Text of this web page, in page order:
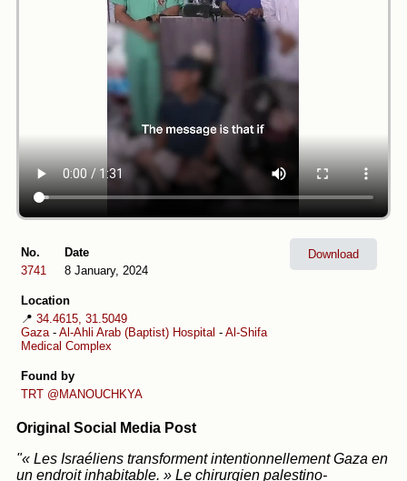
No.
3741
Date
8 January, 2024
Location
📍 34.4615, 31.5049
Gaza - Al-Ahli Arab (Baptist) Hospital - Al-Shifa
Medical Complex
Found by
TRT @MANOUCHKYA
Download
Original Social Media Post
"« Les Israéliens transforment intentionnellement Gaza en
un endroit inhabitable. » Le chirurgien palestino-